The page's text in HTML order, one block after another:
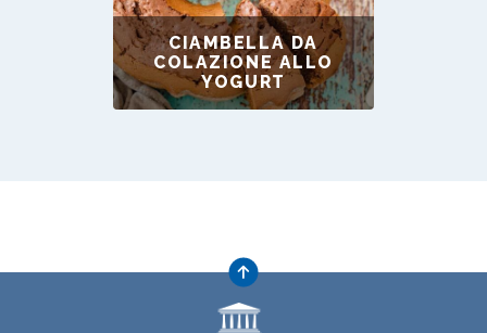
CIAMBELLA DA
COLAZIONE ALLO
YOGURT